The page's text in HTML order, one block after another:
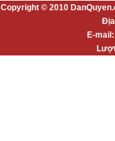
Copyright © 2010
E-